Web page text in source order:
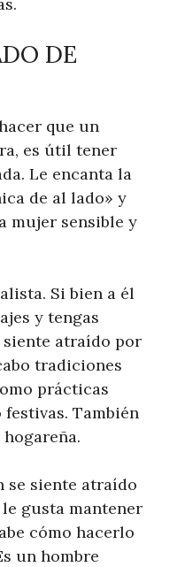
DE
que un
es útil tener
Le encanta la
de al lado» y
mujer sensible y
Si bien a él
y tengas
siente atraído por
tradiciones
prácticas
También
se siente atraído
gusta mantener
cómo hacerlo
un hombre